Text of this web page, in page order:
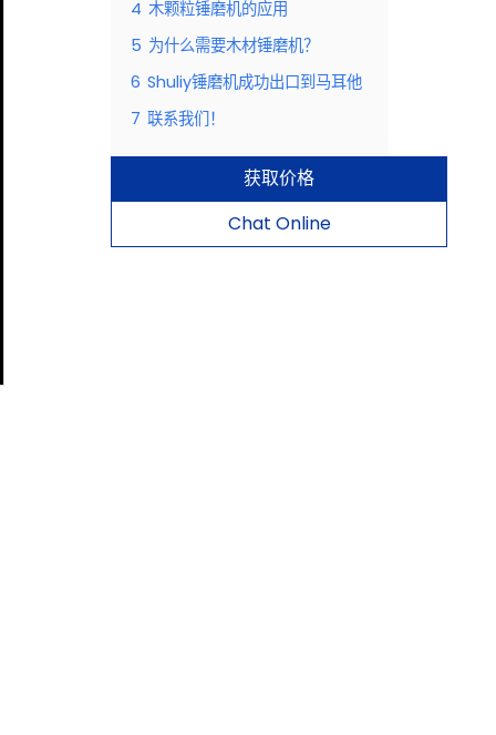
4 木颗粒锤磨机的应用
5 为什么需要木材锤磨机？
6 Shuliy锤磨机成功出口到马耳他
7 联系我们！
获取价格
Chat Online